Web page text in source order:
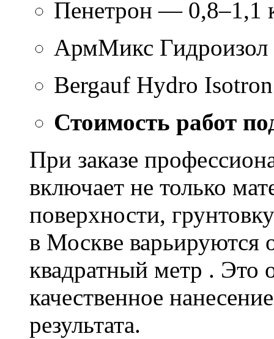
Пенетрон — 0,8–1,1
АрмМикс
Bergauf Hydro
Стоимость работ
При заказе
включает не только
поверхности,
в Москве варьируются
квадратный метр . Это
качественное
результата.